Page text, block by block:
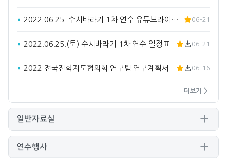
2022.06.25. 수시바라기 1차 연수 유튜브라이브 주소입… 06-21
2022.06.25.(토) 수시바라기 1차 연수 일정표 06-21
2022 전국진학지도협의회 연구팀 연구계획서(요약) 06-16
더보기 >
일반자료실
연수행사